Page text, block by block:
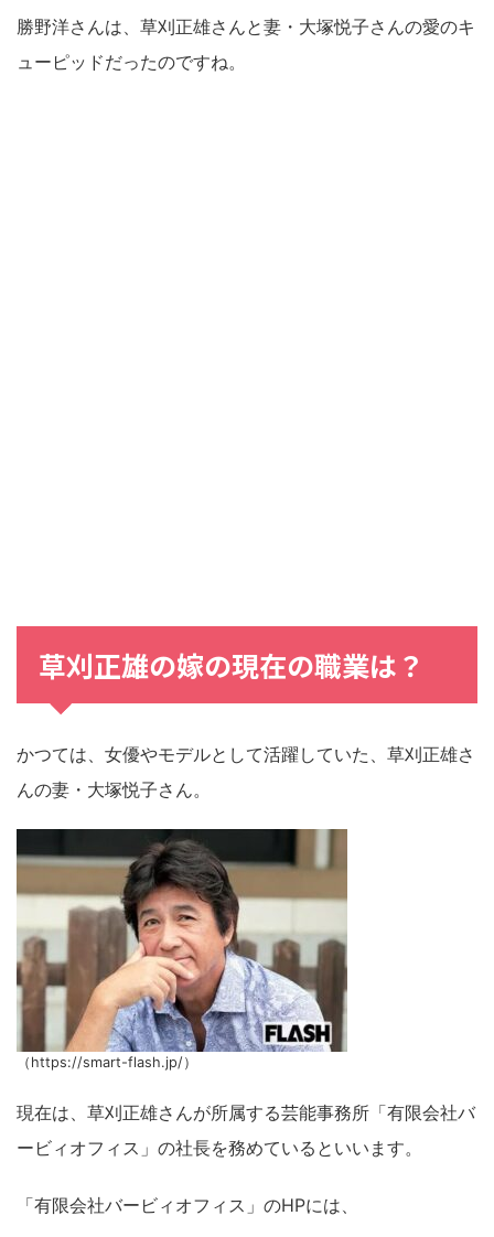
勝野洋さんは、草刈正雄さんと妻・大塚悦子さんの愛のキ
ューピッドだったのですね。
草刈正雄の嫁の現在の職業は？
かつては、女優やモデルとして活躍していた、草刈正雄さ
んの妻・大塚悦子さん。
（https://smart-flash.jp/）
現在は、草刈正雄さんが所属する芸能事務所「有限会社バ
ービィオフィス」の社長を務めているといいます。
「有限会社バービィオフィス」のHPには、